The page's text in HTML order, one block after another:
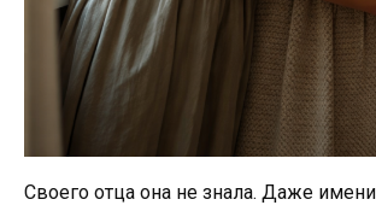
Своего отца она не знала. Даже